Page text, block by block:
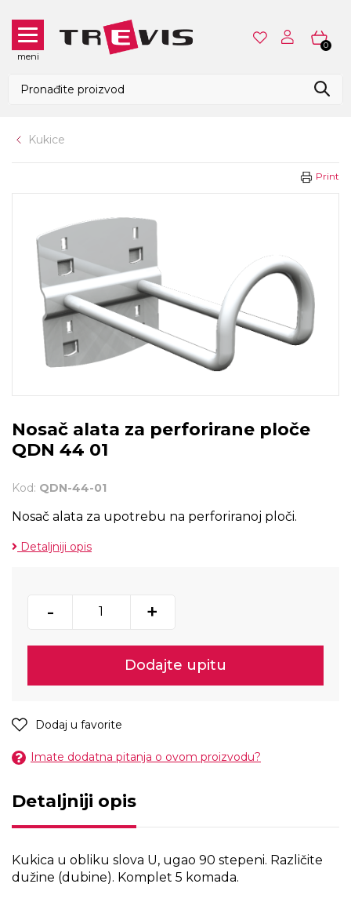
meni
0
Kukice
Print
Nosač alata za perforirane ploče
QDN 44 01
Kod: QDN-44-01
Nosač alata za upotrebu na perforiranoj ploči.
Detaljniji opis
- +
Dodajte upitu
Dodaj u favorite
Imate dodatna pitanja o ovom proizvodu?
Detaljniji opis
Kukica u obliku slova U, ugao 90 stepeni. Različite
dužine (dubine). Komplet 5 komada.